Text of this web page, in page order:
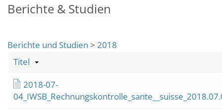
Berichte & Studien
Berichte und Studien > 2018
Titel
2018-07-